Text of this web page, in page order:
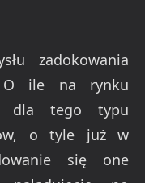
zadokowania
O ile na rynku
dla tego typu
o tyle już w
się one